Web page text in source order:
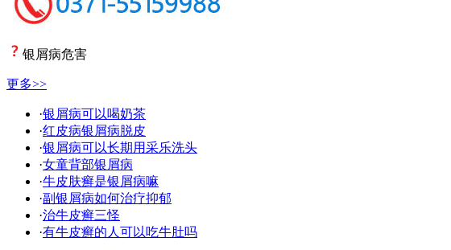
银屑病危害
更多>>
·银屑病可以喝奶茶
·红皮病银屑病脱皮
·银屑病可以长期用采乐洗头
·女童背部银屑病
·牛皮肤癣是银屑病嘛
·副银屑病如何治疗抑郁
·治牛皮癣三怪
·有牛皮癣的人可以吃牛肚吗